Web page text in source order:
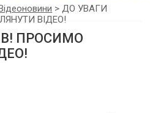
>ДО УВАГИ
ВІДЕО!
ПРОСИМО